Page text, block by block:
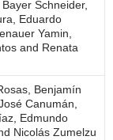
Schneider,
Eduardo
Yamin,
and Renata
Benjamín
Canumán,
Edmundo
Nicolás Zumelzu